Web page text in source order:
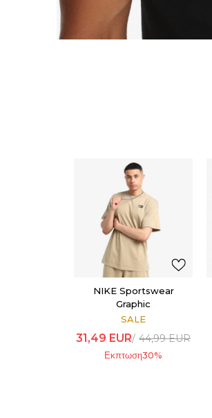
NIKE Sportswear
Graphic
SALE
31,49 EUR 44,99EUR
Εκπτωση30%